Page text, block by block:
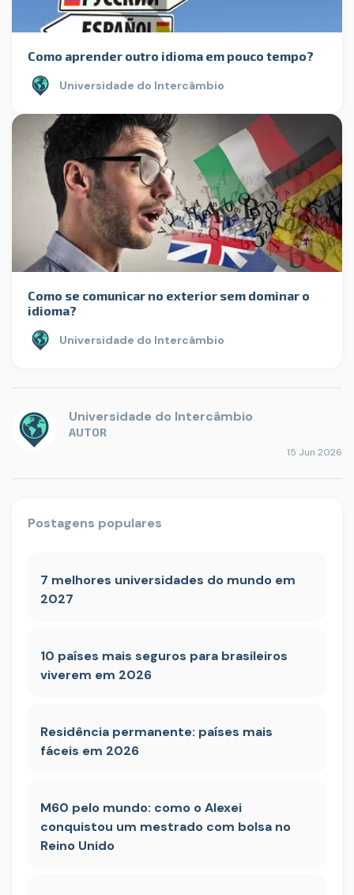
Como aprender outro idioma em pouco tempo?
Universidade do Intercâmbio
Como se comunicar no exterior sem dominar o
idioma?
Universidade do Intercâmbio
Universidade do Intercâmbio
AUTOR
15 Jun 2026
Postagens populares
7 melhores universidades do mundo em
2027
10 países mais seguros para brasileiros
viverem em 2026
Residência permanente: países mais
fáceis em 2026
M60 pelo mundo: como o Alexei
conquistou um mestrado com bolsa no
Reino Unido